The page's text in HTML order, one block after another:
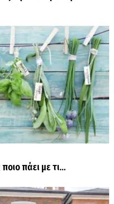
πάει με τι…